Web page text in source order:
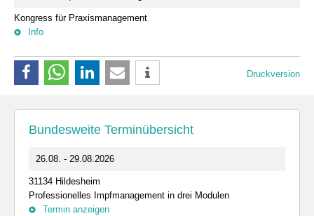
Kongress für Praxismanagement
Info
Druckversion
Bundesweite Terminübersicht
26.08. - 29.08.2026
31134 Hildesheim
Professionelles Impfmanagement in drei Modulen
Termin anzeigen